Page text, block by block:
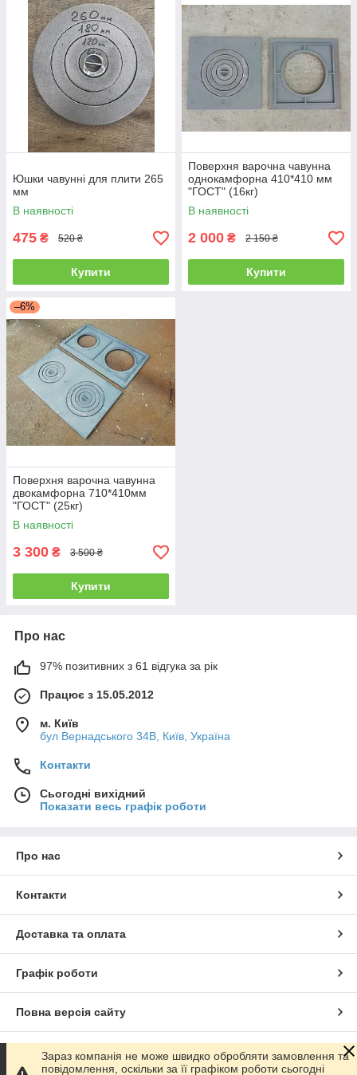
Юшки чавунні для плити 265
мм
В наявності
475 ₴ 520 ₴
Купити
Поверхня варочна чавунна
однокамфорна 410*410 мм
"ГОСТ" (16кг)
В наявності
2 000 ₴ 2 150 ₴
Купити
–6%
Поверхня варочна чавунна
двокамфорна 710*410мм
"ГОСТ" (25кг)
В наявності
3 300 ₴ 3 500 ₴
Купити
Про нас
97% позитивних з 61 відгука за рік
Працює з 15.05.2012
м. Київ
бул Вернадського 34В, Київ, Україна
Контакти
Сьогодні вихідний
Показати весь графік роботи
Про нас
Контакти
Доставка та оплата
Графік роботи
Повна версія сайту
Сайт створено на маркетплейсіProm.ua
Зараз компанія не може швидко обробляти замовлення та
повідомлення, оскільки за її графіком роботи сьогодні